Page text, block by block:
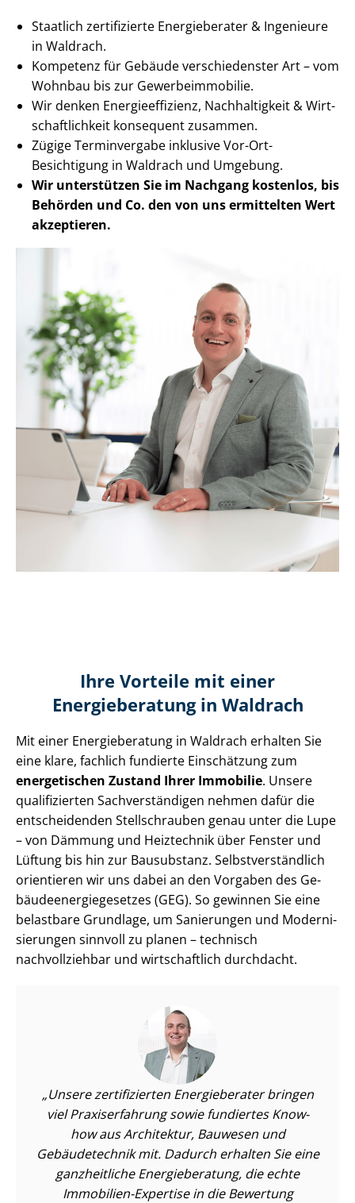
Staatlich zertifizierte Energieberater & Ingenieure
in Waldrach.
Kompetenz für Gebäude verschiedenster Art – vom
Wohnbau bis zur Ge­wer­be­im­mo­bi­lie.
Wir denken En­er­gie­ef­fi­zi­enz, Nachhaltigkeit & Wirt­
schaft­lich­keit konsequent zusammen.
Zügige Terminvergabe inklusive Vor-Ort-
Besichtigung in Waldrach und Umgebung.
Wir unterstützen Sie im Nachgang kostenlos, bis
Behörden und Co. den von uns ermittelten Wert
akzeptieren.
Ihre Vorteile mit einer
Energieberatung in Waldrach
Mit einer Energieberatung in Waldrach erhalten Sie
eine klare, fachlich fundierte Einschätzung zum
energetischen Zustand Ihrer Immobilie. Unsere
qualifizierten Sach­ver­stän­di­gen nehmen dafür die
entscheidenden Stellschrauben genau unter die Lupe
– von Dämmung und Heiztechnik über Fenster und
Lüftung bis hin zur Bausubstanz. Selbst­ver­ständ­lich
orientieren wir uns dabei an den Vorgaben des Ge­
bäu­de­en­er­gie­ge­set­zes (GEG). So gewinnen Sie eine
belastbare Grundlage, um Sanierungen und Mo­der­ni­
sie­run­gen sinnvoll zu planen – technisch
nachvollziehbar und wirtschaftlich durchdacht.
Unsere zertifizierten Energieberater bringen
viel Praxiserfahrung sowie fundiertes Know-
how aus Architektur, Bauwesen und
Gebäudetechnik mit. Dadurch erhalten Sie eine
ganzheitliche Energieberatung, die echte
Immobilien-Expertise in die Bewertung